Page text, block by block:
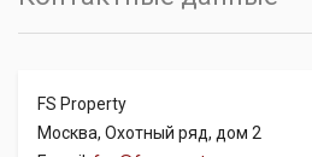
FS Property
Москва, Охотный ряд, дом 2